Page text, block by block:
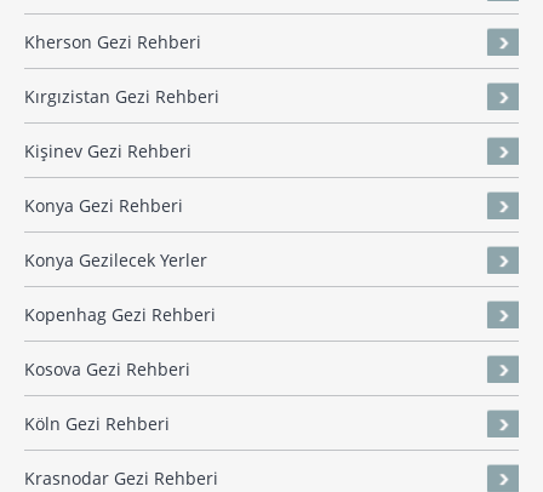
Kherson Gezi Rehberi
Kırgızistan Gezi Rehberi
Kişinev Gezi Rehberi
Konya Gezi Rehberi
Konya Gezilecek Yerler
Kopenhag Gezi Rehberi
Kosova Gezi Rehberi
Köln Gezi Rehberi
Krasnodar Gezi Rehberi